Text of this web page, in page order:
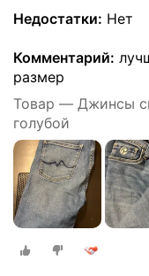
Недостатки: Нет
Комментарий:
размер
Товар — Джинсы
голубой